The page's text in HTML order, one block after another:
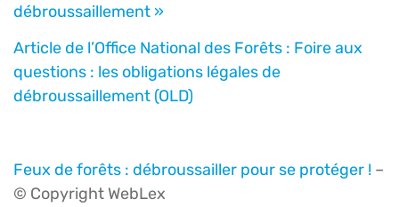
débroussaillement »
Article de l’Office National des Forêts : Foire aux
questions : les obligations légales de
débroussaillement (OLD)
Feux de forêts : débroussailler pour se protéger ! –
© Copyright WebLex